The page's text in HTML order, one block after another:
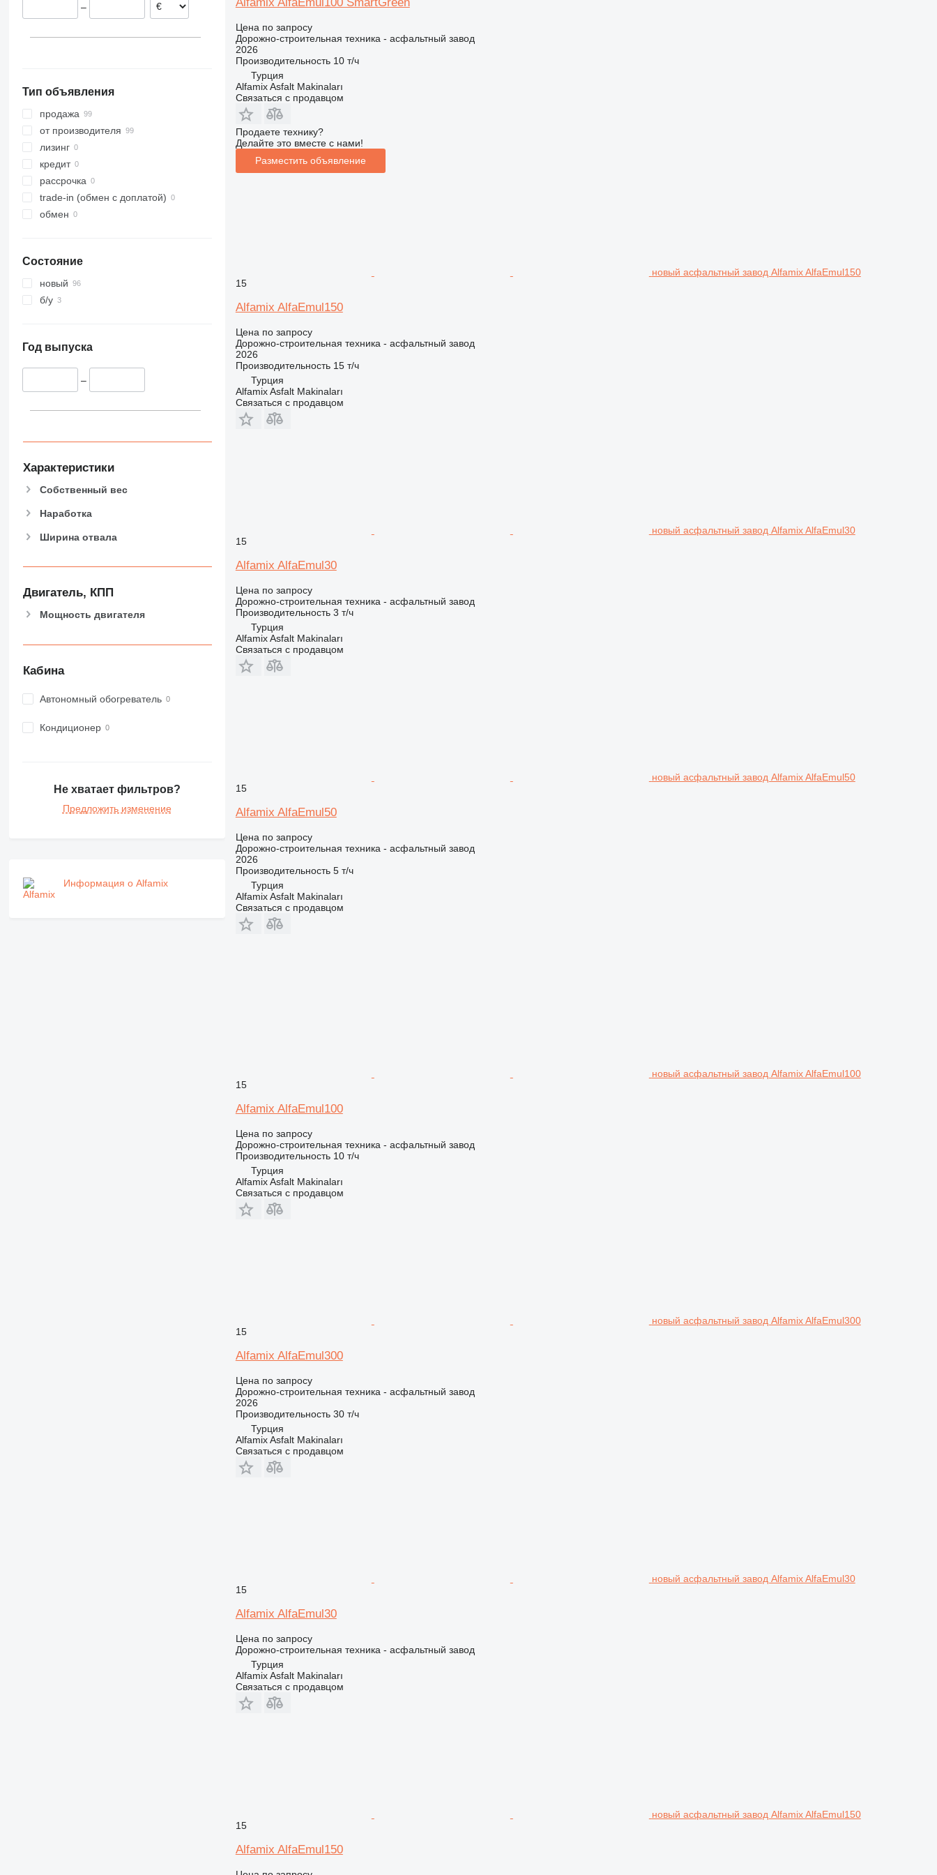
–
Тип объявления
продажа
от производителя
лизинг
кредит
рассрочка
trade-in (обмен с доплатой)
обмен
Состояние
новый
б/у
Год выпуска
–
Характеристики
Собственный вес
Наработка
Ширина отвала
Двигатель, КПП
Мощность двигателя
Кабина
Автономный обогреватель
Кондиционер
Не хватает фильтров?
Предложить изменение
Информация о Alfamix
Цена по запросу
Дорожно-строительная техника - асфальтный завод
2026
Производительность 10 т/ч
Турция
Alfamix Asfalt Makinaları
Связаться с продавцом
Продаете технику?
Делайте это вместе с нами!
Разместить объявление
новый асфальтный завод Alfamix AlfaEmul150
15
Alfamix AlfaEmul150
Цена по запросу
Дорожно-строительная техника - асфальтный завод
2026
Производительность 15 т/ч
Турция
Alfamix Asfalt Makinaları
Связаться с продавцом
новый асфальтный завод Alfamix AlfaEmul30
15
Alfamix AlfaEmul30
Цена по запросу
Дорожно-строительная техника - асфальтный завод
Производительность 3 т/ч
Турция
Alfamix Asfalt Makinaları
Связаться с продавцом
новый асфальтный завод Alfamix AlfaEmul50
15
Alfamix AlfaEmul50
Цена по запросу
Дорожно-строительная техника - асфальтный завод
2026
Производительность 5 т/ч
Турция
Alfamix Asfalt Makinaları
Связаться с продавцом
новый асфальтный завод Alfamix AlfaEmul100
15
Alfamix AlfaEmul100
Цена по запросу
Дорожно-строительная техника - асфальтный завод
Производительность 10 т/ч
Турция
Alfamix Asfalt Makinaları
Связаться с продавцом
новый асфальтный завод Alfamix AlfaEmul300
15
Alfamix AlfaEmul300
Цена по запросу
Дорожно-строительная техника - асфальтный завод
2026
Производительность 30 т/ч
Турция
Alfamix Asfalt Makinaları
Связаться с продавцом
новый асфальтный завод Alfamix AlfaEmul30
15
Alfamix AlfaEmul30
Цена по запросу
Дорожно-строительная техника - асфальтный завод
Турция
Alfamix Asfalt Makinaları
Связаться с продавцом
новый асфальтный завод Alfamix AlfaEmul150
15
Alfamix AlfaEmul150